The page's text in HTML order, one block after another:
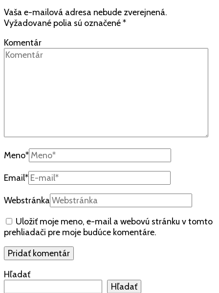
Vaša e-mailová adresa nebude zverejnená.
Vyžadované polia sú označené*
Komentár
Meno*
Email*
Webstránka
Uložiť moje meno, e-mail a webovú stránku v tomto
prehliadači pre moje budúce komentáre.
Hľadať
Hľadať